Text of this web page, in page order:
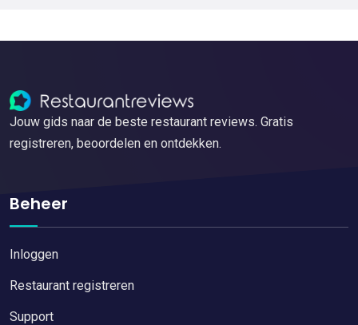
Jouw gids naar de beste restaurant reviews. Gratis
registreren, beoordelen en ontdekken.
Beheer
Inloggen
Restaurant registreren
Support